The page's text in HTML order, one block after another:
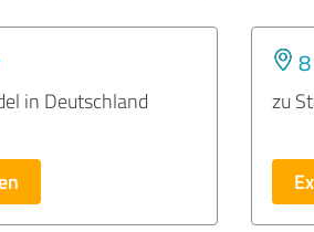
in Deutschland zu